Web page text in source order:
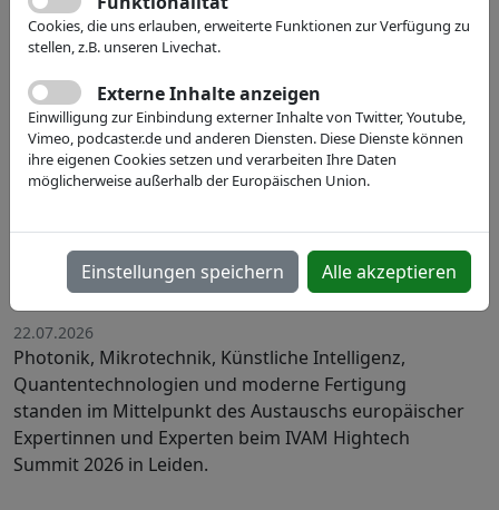
Engineering our Future: Europas
Hightech-Community setzt Impulse
für die Life Science-Industrie
22.07.2026
Photonik, Mikrotechnik, Künstliche Intelligenz,
Quantentechnologien und moderne Fertigung
standen im Mittelpunkt des Austauschs europäischer
Expertinnen und Experten beim IVAM Hightech
Summit 2026 in Leiden.
Cookies, die uns erlauben, erweiterte Funktionen zur Verfügung zu
stellen, z.B. unseren Livechat.
Externe Inhalte anzeigen
Einwilligung zur Einbindung externer Inhalte von Twitter, Youtube,
Vimeo, podcaster.de und anderen Diensten. Diese Dienste können
ihre eigenen Cookies setzen und verarbeiten Ihre Daten
möglicherweise außerhalb der Europäischen Union.
Einstellungen speichern Alle akzeptieren